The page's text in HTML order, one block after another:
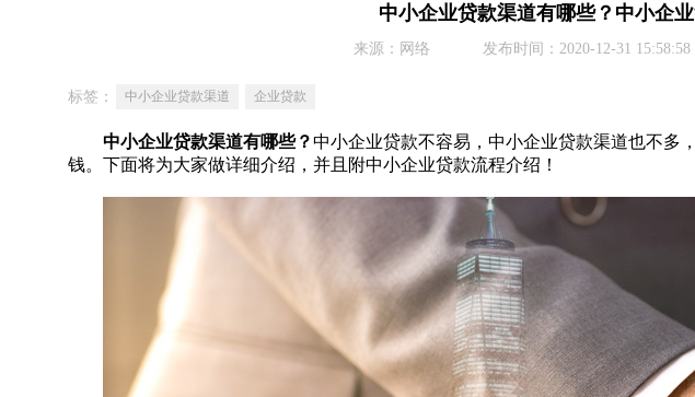
中小企业贷款渠道有哪些？中小企
来源：网络 发布时间：2020-12-31 15:58:58
标签： 中小企业贷款渠道 企业贷款
中小企业贷款渠道有哪些？中小企业贷款不容易，中小企业贷款渠道也不多
钱。下面将为大家做详细介绍，并且附中小企业贷款流程介绍！